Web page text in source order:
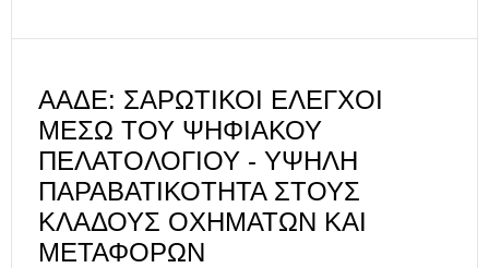
ΑΑΔΕ: ΣΑΡΩΤΙΚΟΊ ΈΛΕΓΧΟΙ
ΜΈΣΩ ΤΟΥ ΨΗΦΙΑΚΟΎ
ΠΕΛΑΤΟΛΟΓΊΟΥ - ΥΨΗΛΉ
ΠΑΡΑΒΑΤΙΚΌΤΗΤΑ ΣΤΟΥΣ
ΚΛΆΔΟΥΣ ΟΧΗΜΆΤΩΝ ΚΑΙ
ΜΕΤΑΦΟΡΏΝ